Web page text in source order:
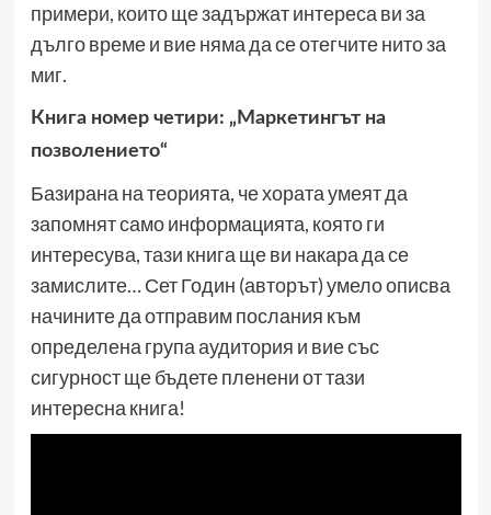
примери, които ще задържат интереса ви за
дълго време и вие няма да се отегчите нито за
миг.
Книга номер четири: „Маркетингът на
позволението“
Базирана на теорията, че хората умеят да
запомнят само информацията, която ги
интересува, тази книга ще ви накара да се
замислите… Сет Годин (авторът) умело описва
начините да отправим послания към
определена група аудитория и вие със
сигурност ще бъдете пленени от тази
интересна книга!